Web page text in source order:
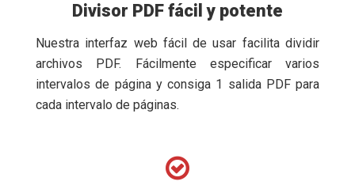
Divisor PDF fácil y potente
Nuestra interfaz web fácil de usar facilita dividir
archivos PDF. Fácilmente especificar varios
intervalos de página y consiga 1 salida PDF para
cada intervalo de páginas.